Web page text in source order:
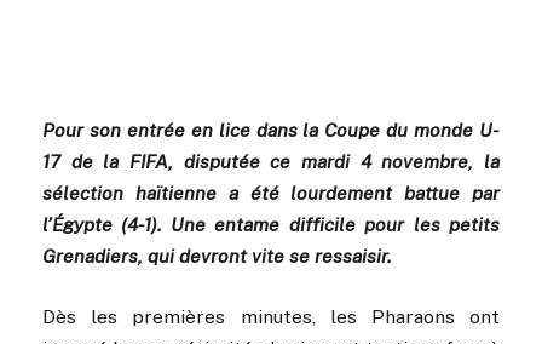
Pour son entrée en lice dans la Coupe du monde U-
17 de la FIFA, disputée ce mardi 4 novembre, la
sélection haïtienne a été lourdement battue par
l’Égypte (4-1). Une entame difficile pour les petits
Grenadiers, qui devront vite se ressaisir.
Dès les premières minutes, les Pharaons ont